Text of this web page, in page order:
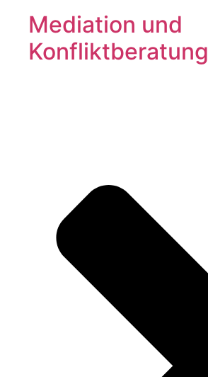
Mediation und
Konfliktberatung